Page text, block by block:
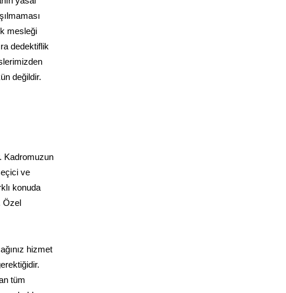
mesleği
dedektiflik
değildir.
Kadromuzun
ve
konuda
Özel
hizmet
tüm